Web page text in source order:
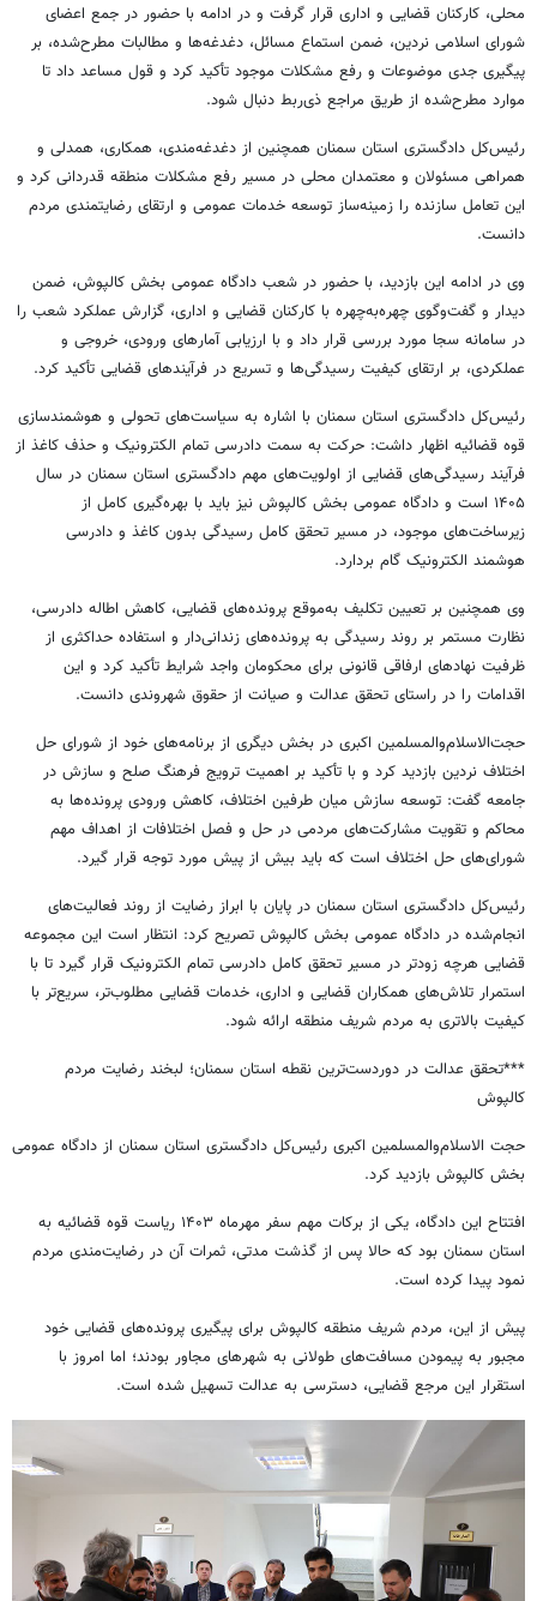
محلی، کارکنان قضایی و اداری قرار گرفت و در ادامه با حضور در جمع اعضای
شورای اسلامی نردین، ضمن استماع مسائل، دغدغه‌ها و مطالبات مطرح‌شده، بر
پیگیری جدی موضوعات و رفع مشکلات موجود تأکید کرد و قول مساعد داد تا
موارد مطرح‌شده از طریق مراجع ذی‌ربط دنبال شود.
رئیس‌کل دادگستری استان سمنان همچنین از دغدغه‌مندی، همکاری، همدلی و
همراهی مسئولان و معتمدان محلی در مسیر رفع مشکلات منطقه قدردانی کرد و
این تعامل سازنده را زمینه‌ساز توسعه خدمات عمومی و ارتقای رضایتمندی مردم
دانست.
وی در ادامه این بازدید، با حضور در شعب دادگاه عمومی بخش کالپوش، ضمن
دیدار و گفت‌وگوی چهره‌به‌چهره با کارکنان قضایی و اداری، گزارش عملکرد شعب را
در سامانه سجا مورد بررسی قرار داد و با ارزیابی آمارهای ورودی، خروجی و
عملکردی، بر ارتقای کیفیت رسیدگی‌ها و تسریع در فرآیندهای قضایی تأکید کرد.
رئیس‌کل دادگستری استان سمنان با اشاره به سیاست‌های تحولی و هوشمندسازی
قوه قضائیه اظهار داشت: حرکت به سمت دادرسی تمام الکترونیک و حذف کاغذ از
فرآیند رسیدگی‌های قضایی از اولویت‌های مهم دادگستری استان سمنان در سال
۱۴۰۵ است و دادگاه عمومی بخش کالپوش نیز باید با بهره‌گیری کامل از
زیرساخت‌های موجود، در مسیر تحقق کامل رسیدگی بدون کاغذ و دادرسی
هوشمند الکترونیک گام بردارد.
وی همچنین بر تعیین تکلیف به‌موقع پرونده‌های قضایی، کاهش اطاله دادرسی،
نظارت مستمر بر روند رسیدگی به پرونده‌های زندانی‌دار و استفاده حداکثری از
ظرفیت نهادهای ارفاقی قانونی برای محکومان واجد شرایط تأکید کرد و این
اقدامات را در راستای تحقق عدالت و صیانت از حقوق شهروندی دانست.
حجت‌الاسلام‌والمسلمین اکبری در بخش دیگری از برنامه‌های خود از شورای حل
اختلاف نردین بازدید کرد و با تأکید بر اهمیت ترویج فرهنگ صلح و سازش در
جامعه گفت: توسعه سازش میان طرفین اختلاف، کاهش ورودی پرونده‌ها به
محاکم و تقویت مشارکت‌های مردمی در حل و فصل اختلافات از اهداف مهم
شورای‌های حل اختلاف است که باید بیش از پیش مورد توجه قرار گیرد.
رئیس‌کل دادگستری استان سمنان در پایان با ابراز رضایت از روند فعالیت‌های
انجام‌شده در دادگاه عمومی بخش کالپوش تصریح کرد: انتظار است این مجموعه
قضایی هرچه زودتر در مسیر تحقق کامل دادرسی تمام الکترونیک قرار گیرد تا با
استمرار تلاش‌های همکاران قضایی و اداری، خدمات قضایی مطلوب‌تر، سریع‌تر با
کیفیت بالاتری به مردم شریف منطقه ارائه شود.
***تحقق عدالت در دوردست‌ترین نقطه استان سمنان؛ لبخند رضایت مردم
کالپوش
حجت الاسلام‌والمسلمین اکبری رئیس‌کل دادگستری استان سمنان از دادگاه عمومی
بخش کالپوش بازدید کرد.
افتتاح این دادگاه، یکی از برکات مهم سفر مهرماه ۱۴۰۳ ریاست قوه قضائیه به
استان سمنان بود که حالا پس از گذشت مدتی، ثمرات آن در رضایت‌مندی مردم
نمود پیدا کرده است.
پیش از این، مردم شریف منطقه کالپوش برای پیگیری پرونده‌های قضایی خود
مجبور به پیمودن مسافت‌های طولانی به شهرهای مجاور بودند؛ اما امروز با
استقرار این مرجع قضایی، دسترسی به عدالت تسهیل شده است.